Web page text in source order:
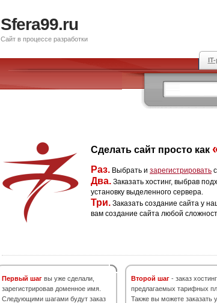
Sfera99.ru
Сайт в процессе разработки
Сделать сайт просто как
Раз. Выбрать и зарегистрировать
Два. Заказать хостинг, выбрав
установку выделенного сервера.
Три. Заказать создание сайта у
вам создание сайта любой
Первый шаг вы уже сделали,
зарегистрировав доменное имя.
Следующими шагами будут заказ
Второй шаг - заказ
предлагаемых тарифных
Также вы можете заказать